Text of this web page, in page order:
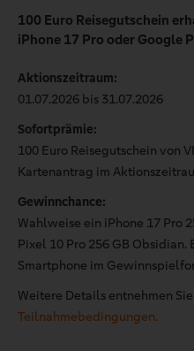
100 Euro Reisegutschein
iPhone 17 Pro oder Google
Aktionszeitraum:
01.07.2026 bis 31.07.2026
Sofortprämie:
100 Euro Reisegutschein von
Kartenantrag im
Gewinnchance:
Wahlweise ein iPhone 17 Pro
Pixel 10 Pro 256 GB
Smartphone im
Weitere Details entnehmen
Teilnahmebedingungen.